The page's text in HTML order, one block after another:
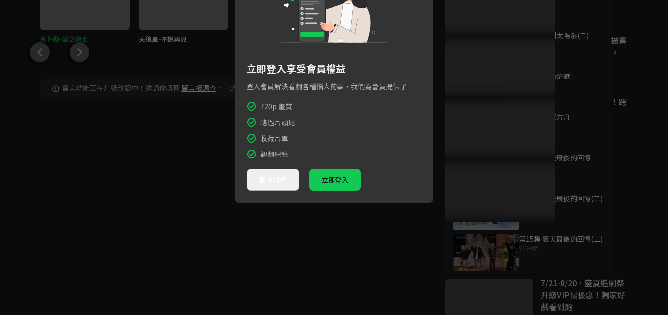
第10集 回到太陽系(二)
第11集 四面楚歌
第12集 諾亞方舟
第13集 夏天最後的回憶
第14集 夏天最後的回憶(二)
第15集 夏天最後的回憶(三)
95分鐘
克卜勒-淚之騎士 天狼星-不說再見
Special Stage：C.Holly-狄
Special Stage：申力安-Sec
Nana＆風行者-懶得跟你講
留言功能正在升級改版中！邀請你填寫 留言板調查 ，一起共創新版留言功能！ 顯示更多
無意間變成狗，被喜
歡的女生撿回家。
遊戲王～超融合！跨
越時空的羈絆～
自戀男神
好康資訊
7/21-8/20，盛夏追劇祭
升級VIP最優惠！獨家好
戲看到飽
立即登入享受會員權益
登入會員解決看劇各種惱人的事，我們為會員提供了
720p 畫質
略過片頭尾
收藏片單
觀劇紀錄
立即登入